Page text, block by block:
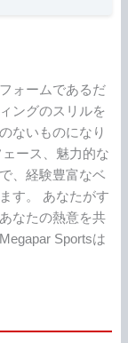
ォームであるだ
ングのスリルを
ないものになり
ース、魅力的な
、経験豊富なベ
す。 あなたがす
なたの熱意を共
Sportsは